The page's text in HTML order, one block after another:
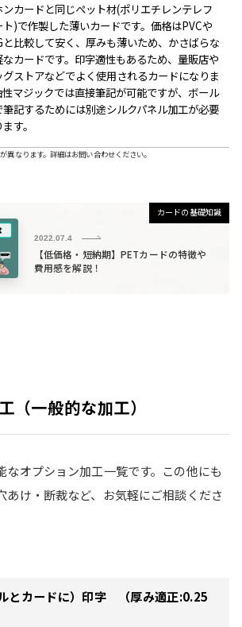
ンカードと同じペット材(ポリエチレンテレフ
ト)で作製した薄いカードです。価格はPVCや
と比較して安く、厚みも薄いため、かさばらな
なカードです。印字適性もあるため、量販店や
グストアなどでよく使用されるカードになりま
性マジックでは直接筆記が可能ですが、ボール
筆記するためには別途シルクパネル加工が必要
す。
なります。詳細はお問い合わせください。
2022.07.4
【低価格・短納期】PETカードの特徴や
費用感を解説！
カードの基礎知識
（一般的な加工）
なオプション加工一覧です。この他にも
あけ・断裁など、お気軽にご相談くださ
とカードに）印字 （厚み適正:0.25